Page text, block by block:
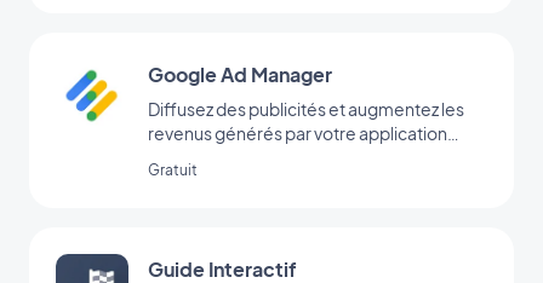
Google Ad Manager
Diffusez des publicités et augmentez les
revenus générés par votre application
Gratuit
Guide Interactif